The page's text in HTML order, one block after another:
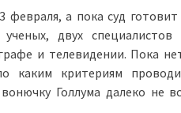
а пока суд готовит
двух
и телевидении. Пока
каким критериям
Голлума далеко не